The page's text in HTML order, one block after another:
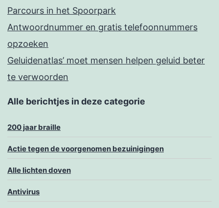
Parcours in het Spoorpark
Antwoordnummer en gratis telefoonnummers
opzoeken
Geluidenatlas’ moet mensen helpen geluid beter
te verwoorden
Alle berichtjes in deze categorie
200 jaar braille
Actie tegen de voorgenomen bezuinigingen
Alle lichten doven
Antivirus